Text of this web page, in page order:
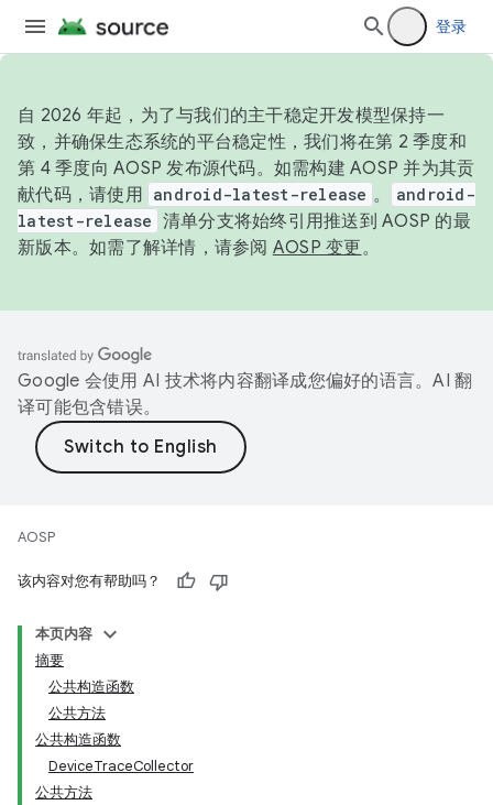
登录
自 2026 年起，为了与我们的主干稳定开发模型保持一
致，并确保生态系统的平台稳定性，我们将在第 2 季度和
第 4 季度向 AOSP 发布源代码。如需构建 AOSP 并为其贡
献代码，请使用 android-latest-release 。
android-
latest-release 清单分支将始终引用推送到 AOSP 的最
新版本。如需了解详情，请参阅 AOSP 变更。
Google 会使用 AI 技术将内容翻译成您偏好的语言。AI 翻
译可能包含错误。
AOSP
该内容对您有帮助吗？
本页内容
摘要
公共构造函数
公共方法
公共构造函数
DeviceTraceCollector
公共方法